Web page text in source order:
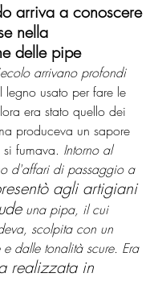
arriva a conoscere
nella
delle pipe
arrivano profondi
legno usato per fare le
era stato quello dei
produceva un sapore
fumava. Intorno al
d'affari di passaggio a
agli artigiani
una pipa, il cui
scolpita con un
e dalle tonalità scure. Era
realizzata in